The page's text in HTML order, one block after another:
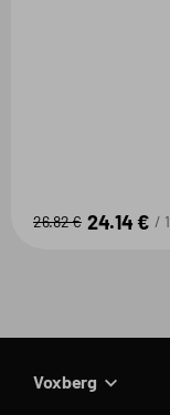
26.82 € 24.14 €
Voxberg